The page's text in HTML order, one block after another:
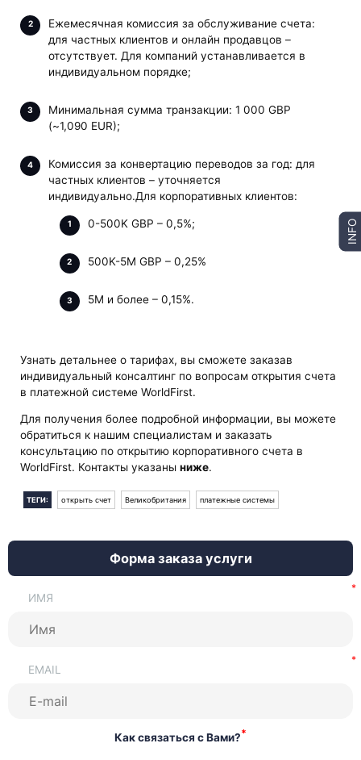
Ежемесячная комиссия за обслуживание счета:
для частных клиентов и онлайн продавцов –
отсутствует. Для компаний устанавливается в
индивидуальном порядке;
Минимальная сумма транзакции: 1 000 GBP
(~1,090 EUR);
Комиссия за конвертацию переводов за год: для
частных клиентов – уточняется
индивидуально.Для корпоративных клиентов:
0-500K GBP – 0,5%;
500K-5M GBP – 0,25%
5M и более – 0,15%.
Узнать детальнее о тарифах, вы сможете заказав
индивидуальный консалтинг по вопросам открытия счета
в платежной системе WorldFirst.
Для получения более подробной информации, вы можете
обратиться к нашим специалистам и заказать
консультацию по открытию корпоративного счета в
WorldFirst. Контакты указаныниже.
ТЕГИ: открыть счет Великобритания платежные системы
Форма заказа услуги
ИМЯ
EMAIL
Как связаться с Вами?*
INFO